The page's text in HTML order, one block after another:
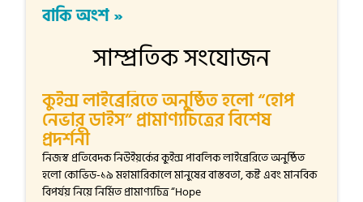
বাকি অংশ »
সাম্প্রতিক সংযোজন
কুইন্স লাইব্রেরিতে অনুষ্ঠিত হলো “হোপ
নেভার ডাইস” প্রামাণ্যচিত্রের বিশেষ
প্রদর্শনী
নিজস্ব প্রতিবেদক নিউইয়র্কের কুইন্স পাবলিক লাইব্রেরিতে অনুষ্ঠিত
হলো কোভিড-১৯ মহামারিকালে মানুষের বাস্তবতা, কষ্ট এবং মানবিক
বিপর্যয় নিয়ে নির্মিত প্রামাণ্যচিত্র “Hope